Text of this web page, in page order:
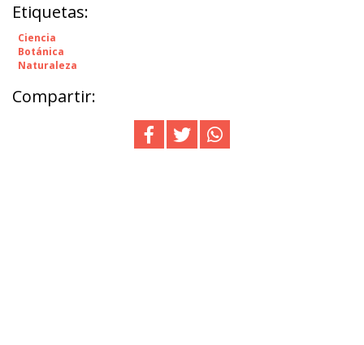
Etiquetas:
Ciencia
Botánica
Naturaleza
Compartir: